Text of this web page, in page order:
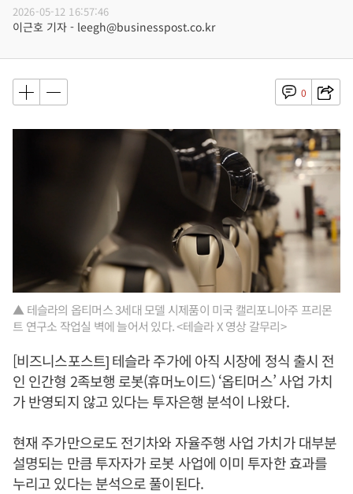
2026-05-12 16:57:46
이근호 기자 - leegh@businesspost.co.kr
0
▲ 테슬라의 옵티머스 3세대 모델 시제품이 미국 캘리포니아주 프리몬
트 연구소 작업실 벽에 늘어서 있다. <테슬라 X 영상 갈무리>
[비즈니스포스트] 테슬라 주가에 아직 시장에 정식 출시 전
인 인간형 2족보행 로봇(휴머노이드) ‘옵티머스’ 사업 가치
가 반영되지 않고 있다는 투자은행 분석이 나왔다.
현재 주가만으로도 전기차와 자율주행 사업 가치가 대부분
설명되는 만큼 투자자가 로봇 사업에 이미 투자한 효과를
누리고 있다는 분석으로 풀이된다.